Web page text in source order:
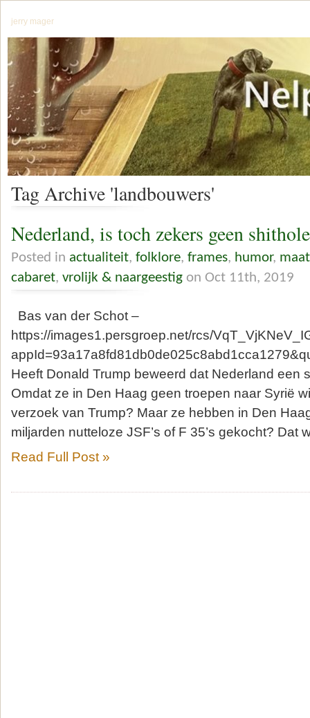
jerry mager
Tag Archive 'landbouwers'
Nederland, is toch zekers geen
Posted in actualiteit, folklore, frames, humor,
cabaret, vrolijk & naargeestig on Oct 11th, 2019
Bas van der Schot –
https://images1.persgroep.net/rcs/
Heeft Donald Trump beweerd dat Nederland een
Omdat ze in Den Haag geen troepen naar Syrië
verzoek van Trump? Maar ze hebben in Den
miljarden nutteloze JSF’s of F 35’s gekocht? Dat
Read Full Post »